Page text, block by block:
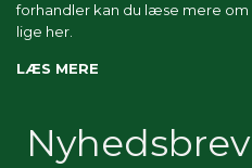
forhandler kan du læse mere om
lige her.
LÆS MERE
Nyhedsbrev